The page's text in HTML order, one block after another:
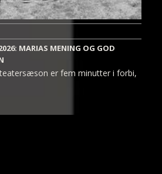
MARIAS MENING OG GOD
er fem minutter i forbi,